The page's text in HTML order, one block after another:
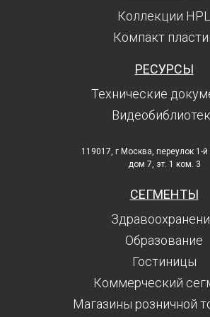
Коллекции HPL
Компакт
РЕСУРСЫ
Технические
119017, г Москва, переулок 1-
дом 7, эт. 1 ком. 3
СЕГМЕНТЫ
Образование
Гостиницы
Коммерческий
Магазины розничной